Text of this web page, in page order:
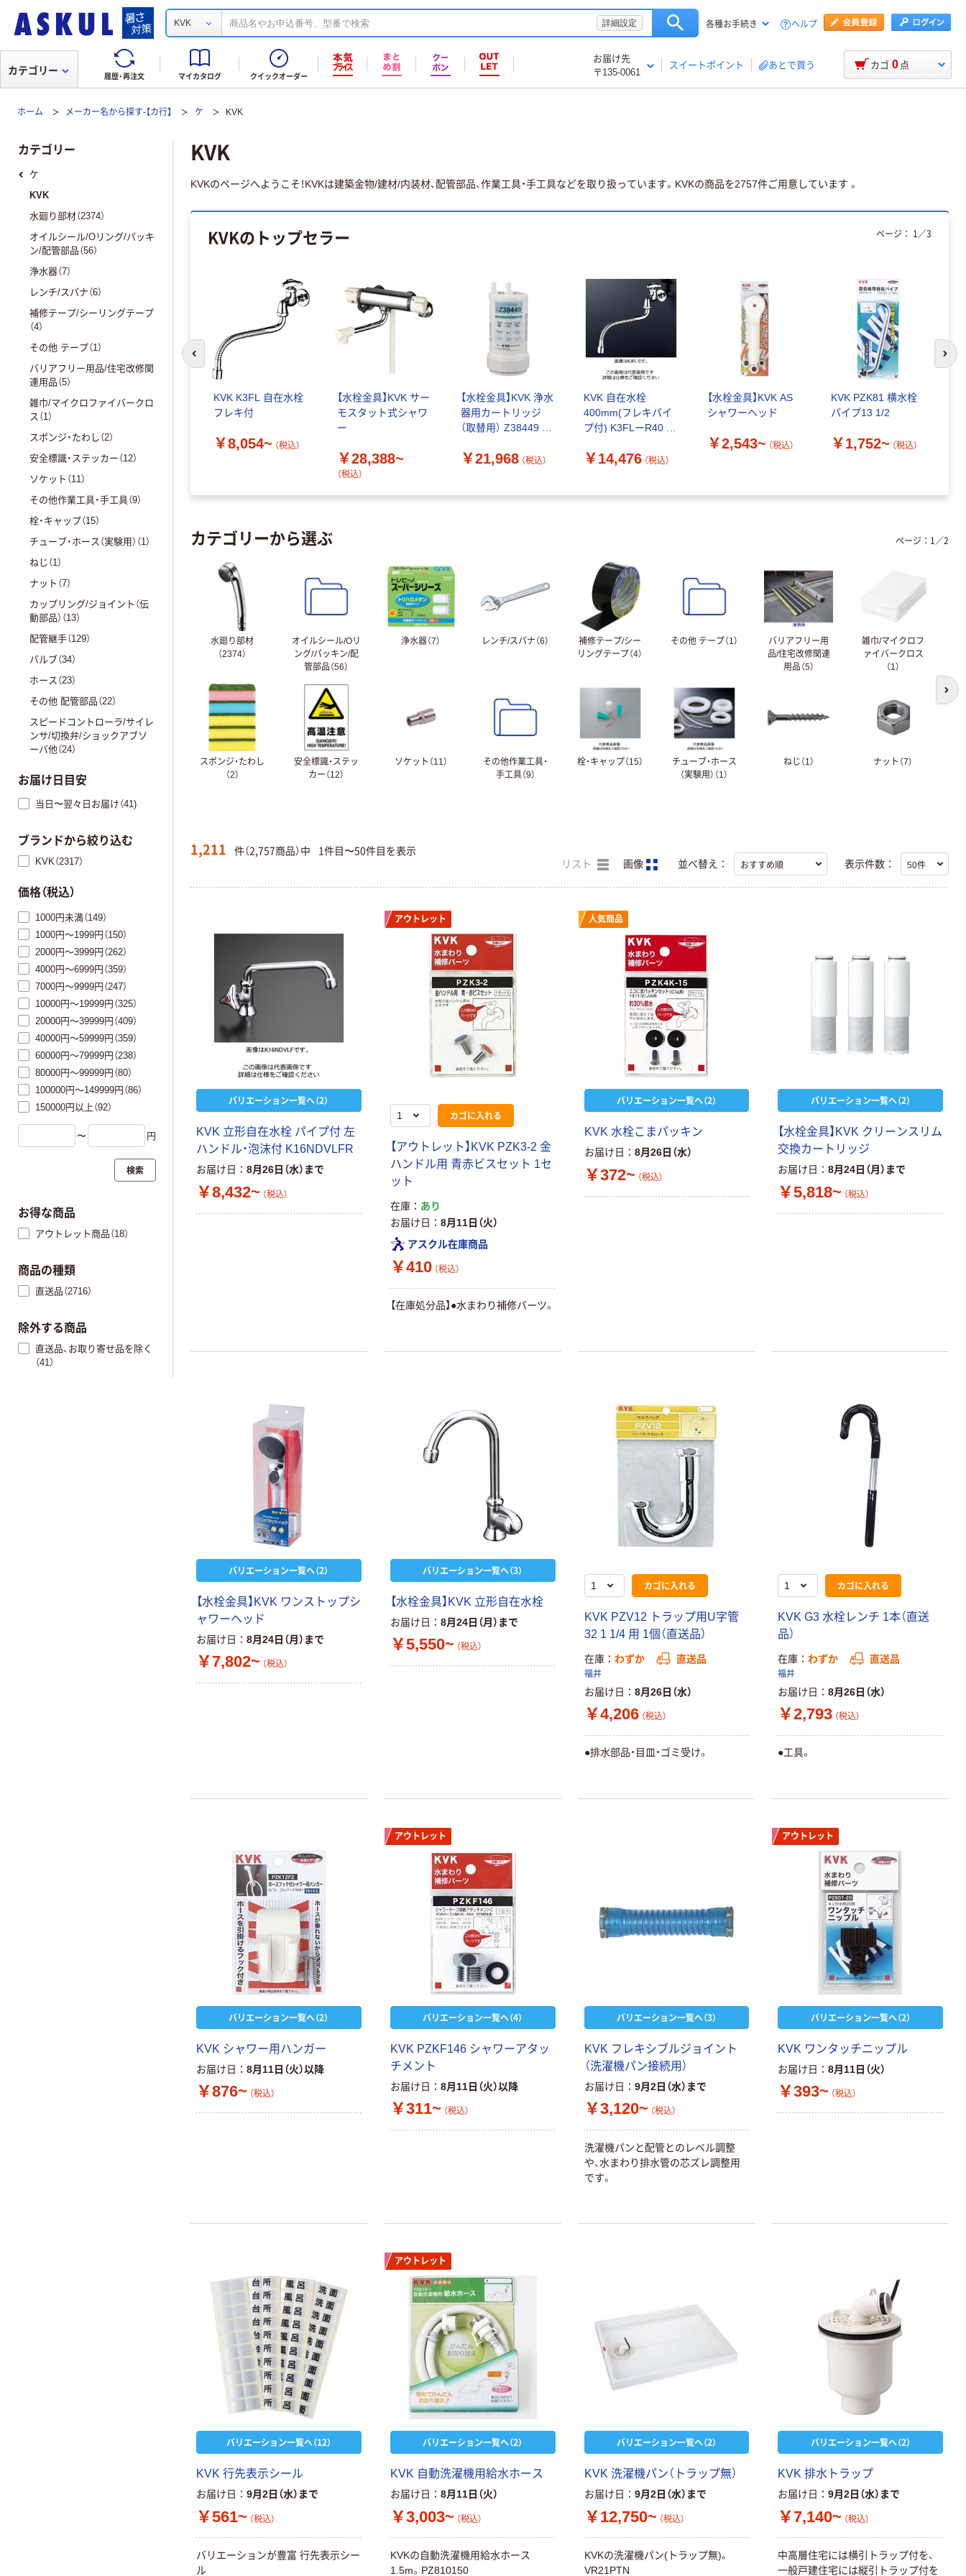
KVK 詳細設定 各種お手続き ヘルプ
履歴・再注文 マイカタログ クイックオーダー
お届け先
〒135-0061
スイートポイント あとで買う
カテゴリー カゴ 0 点
ホーム メーカー名から探す-【カ行】 ケ KVK
KVK
KVKのページへようこそ！KVKは建築金物/建材/内装材、配管部品、作業工具・手工具などを取り扱っています。KVKの商品を2757件ご用意しています 。
KVKのトップセラー
KVK K3FL 自在水栓
フレキ付
￥8,054~ （税込）
【水栓金具】KVK サー
モスタット式シャワ
ー
￥28,388~
（税込）
【水栓金具】KVK 浄水
器用カートリッジ
（取替用） Z38449 1
￥21,968 （税込）
KVK 自在水栓
400mm(フレキパイ
プ付) K3FLーR40 1
￥14,476 （税込）
【水栓金具】KVK AS
シャワーヘッド
￥2,543~ （税込）
KVK PZK81 横水栓
パイプ13 1/2
￥1,752~ （税込）
ページ： 1 ／3
前のスライドへ 次
カテゴリーから選ぶ
水廻り部材
（2374）
オイルシール/Oリ
ング/パッキン/配
管部品（56）
浄水器（7） レンチ/スパナ（6）
補修テープ/シー
リングテープ（4）
その他 テープ（1）
バリアフリー用
品/住宅改修関連
用品（5）
雑巾/マイクロフ
ァイバークロス
（1）
スポンジ・たわし
（2）
安全標識・ステッ
カー（12）
ソケット（11）
その他作業工具・
手工具（9）
栓・キャップ（15）
チューブ・ホース
（実験用）（1）
ねじ（1） ナット（7）
ページ： 1／2
次
1,211 件（2,757商品）中 1件目〜50件目を表示
リスト 画像 並べ替え： 表示件数：
バリエーション一覧へ（2）
KVK 立形自在水栓 パイプ付 左
ハンドル・泡沫付 K16NDVLFR
お届け日 8月26日（水）まで
￥8,432~ （税込）
アウトレット
カゴに入れる
【アウトレット】KVK PZK3-2 金
ハンドル用 青赤ビスセット 1セ
ット
在庫
あり
お届け日
8月11日（火）
アスクル在庫商品
￥410 （税込）
【在庫処分品】●水まわり補修パーツ。
人気商品
バリエーション一覧へ（2）
KVK 水栓こまパッキン
お届け日 8月26日（水）
￥372~ （税込）
バリエーション一覧へ（2）
【水栓金具】KVK クリーンスリム
交換カートリッジ
お届け日 8月24日（月）まで
￥5,818~ （税込）
バリエーション一覧へ（2）
【水栓金具】KVK ワンストップシ
ャワーヘッド
お届け日 8月24日（月）まで
￥7,802~ （税込）
バリエーション一覧へ（3）
【水栓金具】KVK 立形自在水栓
お届け日 8月24日（月）まで
￥5,550~ （税込）
カゴに入れる
KVK PZV12 トラップ用U字管
32 1 1/4 用 1個（直送品）
在庫 わずか 直送品
福井
お届け日 8月26日（水）
￥4,206 （税込）
●排水部品・目皿・ゴミ受け。
カゴに入れる
KVK G3 水栓レンチ 1本（直送
品）
在庫 わずか 直送品
福井
お届け日 8月26日（水）
￥2,793 （税込）
●工具。
バリエーション一覧へ（2）
KVK シャワー用ハンガー
お届け日 8月11日（火）以降
￥876~ （税込）
アウトレット
バリエーション一覧へ（4）
KVK PZKF146 シャワーアタッ
チメント
お届け日 8月11日（火）以降
￥311~ （税込）
バリエーション一覧へ（3）
KVK フレキシブルジョイント
（洗濯機パン接続用）
お届け日 9月2日（水）まで
￥3,120~ （税込）
洗濯機パンと配管とのレベル調整
や、水まわり排水管の芯ズレ調整用
です。
アウトレット
バリエーション一覧へ（2）
KVK ワンタッチニップル
お届け日 8月11日（火）
￥393~ （税込）
バリエーション一覧へ（12）
KVK 行先表示シール
お届け日 9月2日（水）まで
￥561~ （税込）
バリエーションが豊富 行先表示シー
ル
アウトレット
バリエーション一覧へ（2）
KVK 自動洗濯機用給水ホース
お届け日 8月11日（火）
￥3,003~ （税込）
KVKの自動洗濯機用給水ホース
1.5m。PZ810150
バリエーション一覧へ（2）
KVK 洗濯機パン（トラップ無）
お届け日 9月2日（水）まで
￥12,750~ （税込）
KVKの洗濯機パン(トラップ無)。
VR21PTN
バリエーション一覧へ（2）
KVK 排水トラップ
お届け日 9月2日（水）まで
￥7,140~ （税込）
中高層住宅には横引トラップ付を、
一般戸建住宅には縦引トラップ付を
カテゴリー
ケ
KVK
水廻り部材（2374）
オイルシール/Oリング/パッキ
ン/配管部品（56）
浄水器（7）
レンチ/スパナ（6）
補修テープ/シーリングテープ
（4）
その他 テープ（1）
バリアフリー用品/住宅改修関
連用品（5）
雑巾/マイクロファイバークロ
ス（1）
スポンジ・たわし（2）
安全標識・ステッカー（12）
ソケット（11）
その他作業工具・手工具（9）
栓・キャップ（15）
チューブ・ホース（実験用）（1）
ねじ（1）
ナット（7）
カップリング/ジョイント（伝
動部品）（13）
配管継手（129）
バルブ（34）
ホース（23）
その他 配管部品（22）
スピードコントローラ/サイレ
ンサ/切換弁/ショックアブソ
ーバ他（24）
お届け日目安
当日〜翌々日お届け（41)
ブランドから絞り込む
KVK（2317）
価格（税込）
1000円未満（149）
1000円～1999円（150）
2000円～3999円（262）
4000円～6999円（359）
7000円～9999円（247）
10000円～19999円（325）
20000円～39999円（409）
40000円～59999円（359）
60000円～79999円（238）
80000円～99999円（80）
100000円～149999円（86）
150000円以上（92）
〜 円
検索
お得な商品
アウトレット商品（18）
商品の種類
直送品（2716）
除外する商品
直送品、お取り寄せ品を除く
（41）